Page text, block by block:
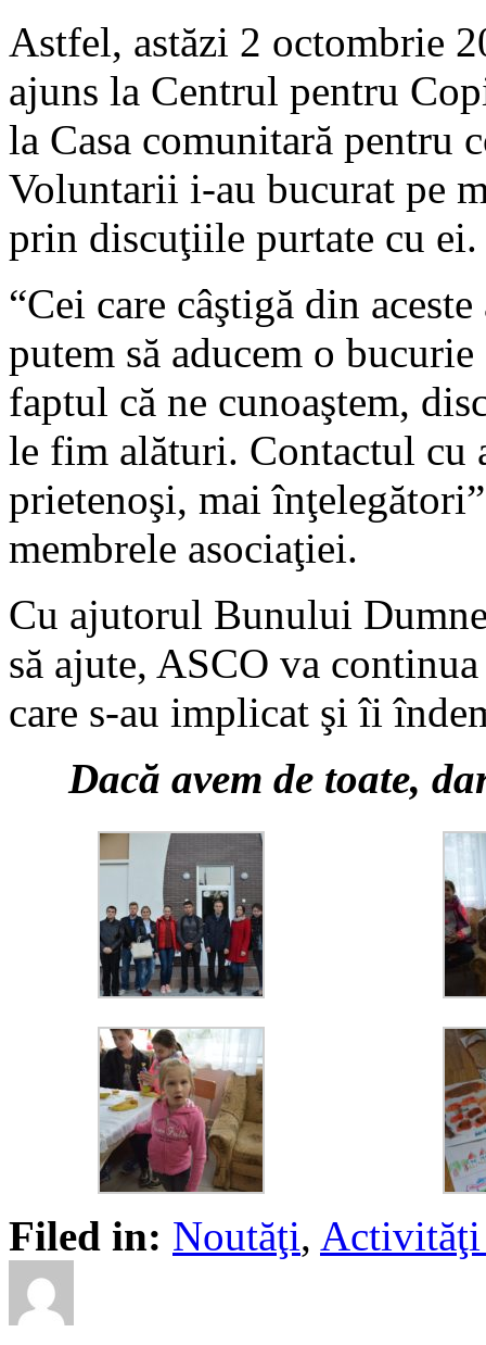
Astfel, astăzi 2 octombrie
ajuns la Centrul pentru
la Casa comunitară
Voluntarii i-au bucurat pe
prin discuţiile purtate cu ei.
“Cei care câştigă din
putem să aducem o
faptul că ne cunoaştem,
le fim alături. Contactul cu
prietenoşi, mai
membrele asociaţiei.
Cu ajutorul Bunului
să ajute, ASCO va
care s-au implicat şi îi
Dacă avem de toate,
Filed in: Noutăţi, Activităţi